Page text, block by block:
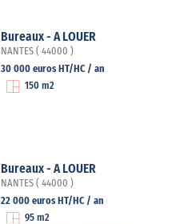
Bureaux - A LOUER
NANTES ( 44000 )
30 000 euros HT/HC / an
150 m2
Bureaux - A LOUER
NANTES ( 44000 )
22 000 euros HT/HC / an
95 m2